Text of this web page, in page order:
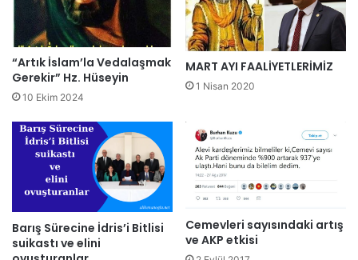
“Artık İslam’la Vedalaşmak
Gerekir” Hz. Hüseyin
10 Ekim 2024
MART AYI FAALİYETLERİMİZ
1 Nisan 2020
Barış Sürecine İdris’i Bitlisi
suikastı ve elini
Cemevleri sayısındaki artış
ve AKP etkisi